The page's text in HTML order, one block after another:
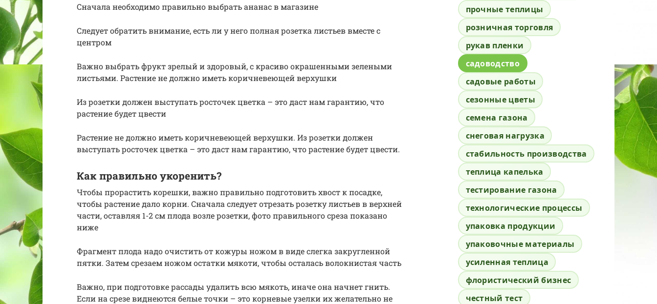
Сначала необходимо правильно выбрать ананас в магазине
Следует обратить внимание, есть ли у него полная розетка листьев вместе с
центром
Важно выбрать фрукт зрелый и здоровый, с красиво окрашенными зелеными
листьями. Растение не должно иметь коричневеющей верхушки
Из розетки должен выступать росточек цветка – это даст нам гарантию, что
растение будет цвести
Растение не должно иметь коричневеющей верхушки. Из розетки должен
выступать росточек цветка – это даст нам гарантию, что растение будет цвести.
Как правильно укоренить?
Чтобы прорастить корешки, важно правильно подготовить хвост к посадке,
чтобы растение дало корни. Сначала следует отрезать розетку листьев в верхней
части, оставляя 1-2 см плода возле розетки, фото правильного среза показано
ниже
Фрагмент плода надо очистить от кожуры ножом в виде слегка закругленной
пятки. Затем срезаем ножом остатки мякоти, чтобы осталась волокнистая часть
Важно, при подготовке рассады удалить всю мякоть, иначе она начнет гнить.
Если на срезе виднеются белые точки – это корневые узелки их желательно не
прочные теплицы
розничная торговля
рукав пленки
садоводство
садовые работы
сезонные цветы
семена газона
снеговая нагрузка
стабильность производства
теплица капелька
тестирование газона
технологические процессы
упаковка продукции
упаковочные материалы
усиленная теплица
флористический бизнес
честный тест